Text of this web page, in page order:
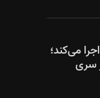
را اجرا می‌کند؛
سری